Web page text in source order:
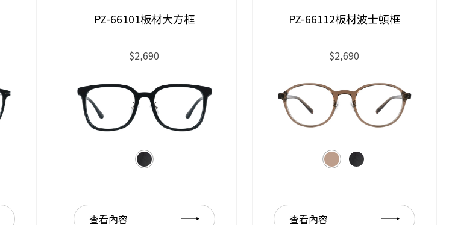
PZ-66101板材大方框
$2,690
查看內容
PZ-66112板材波士頓框
$2,690
查看內容